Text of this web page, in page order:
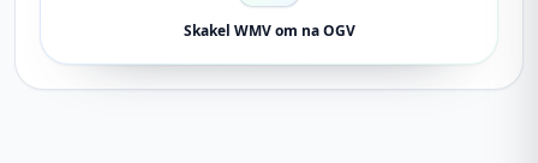
Skakel WMV om na OGV